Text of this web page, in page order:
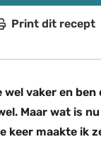
Print dit recept
wel vaker en ben
Maar wat is
keer maakte ik